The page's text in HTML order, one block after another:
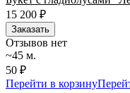
15 200 ₽
Заказать
Отзывов нет
~45 м.
50 ₽
Перейти в корзину